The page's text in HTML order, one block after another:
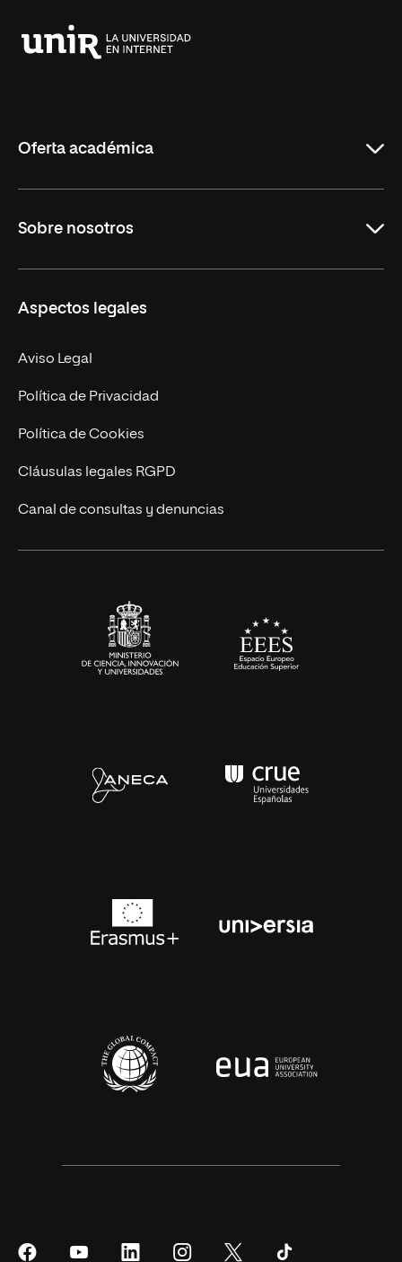
Oferta académica
Másteres Oficiales
Doctorados
Experto Universitario
Postgrados
Cursos Universitarios
Sobre nosotros
Facultades
Nuestro Equipo
Trabaja en UNIR
Actualidad
UNIR Revista
Eventos
Aspectos legales
Aviso Legal
Política de Privacidad
Política de Cookies
Cláusulas legales RGPD
Canal de consultas y denuncias
SíguenosSíguenos SíguenosSíguenos Síguenos